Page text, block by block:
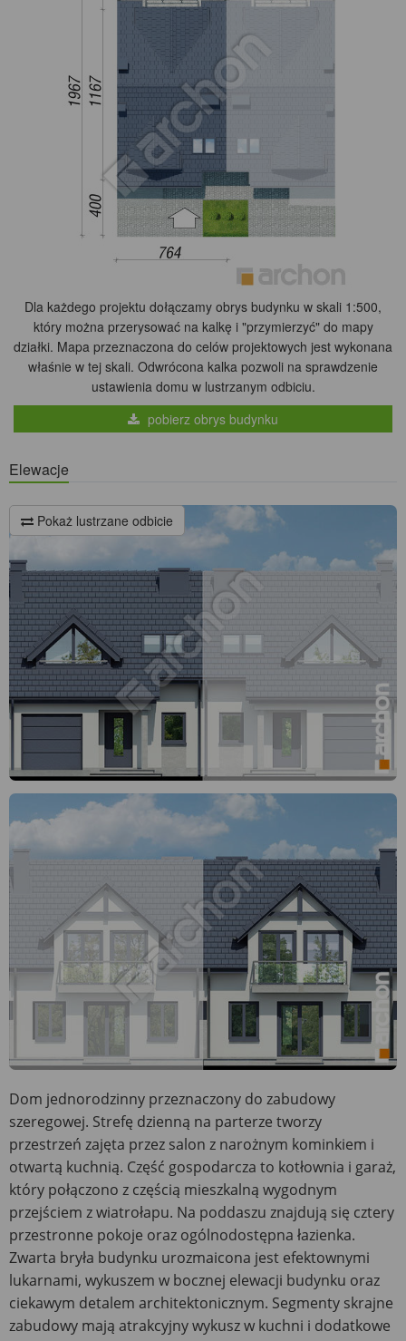
Dla każdego projektu dołączamy obrys budynku w skali 1:500,
który można przerysować na kalkę i "przymierzyć" do mapy
działki. Mapa przeznaczona do celów projektowych jest wykonana
właśnie w tej skali. Odwrócona kalka pozwoli na sprawdzenie
ustawienia domu w lustrzanym odbiciu.
pobierz obrys budynku
Elewacje
Pokaż lustrzane odbicie
Dom jednorodzinny przeznaczony do zabudowy
szeregowej. Strefę dzienną na parterze tworzy
przestrzeń zajęta przez salon z narożnym kominkiem i
otwartą kuchnią. Część gospodarcza to kotłownia i garaż,
który połączono z częścią mieszkalną wygodnym
przejściem z wiatrołapu. Na poddaszu znajdują się cztery
przestronne pokoje oraz ogólnodostępna łazienka.
Zwarta bryła budynku urozmaicona jest efektownymi
lukarnami, wykuszem w bocznej elewacji budynku oraz
ciekawym detalem architektonicznym. Segmenty skrajne
zabudowy mają atrakcyjny wykusz w kuchni i dodatkowe